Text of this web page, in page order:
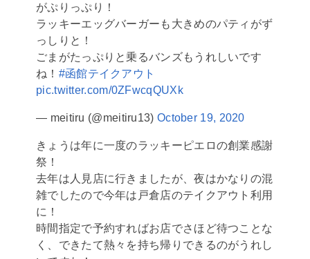
がぷりっぷり！
ラッキーエッグバーガーも大きめのパティがず
っしりと！
ごまがたっぷりと乗るバンズもうれしいです
ね！ #函館テイクアウト
pic.twitter.com/0ZFwcqQUXk
— meitiru (@meitiru13) October 19, 2020
きょうは年に一度のラッキーピエロの創業感謝
祭！
去年は人見店に行きましたが、夜はかなりの混
雑でしたので今年は戸倉店のテイクアウト利用
に！
時間指定で予約すればお店でさほど待つことな
く、できたて熱々を持ち帰りできるのがうれし